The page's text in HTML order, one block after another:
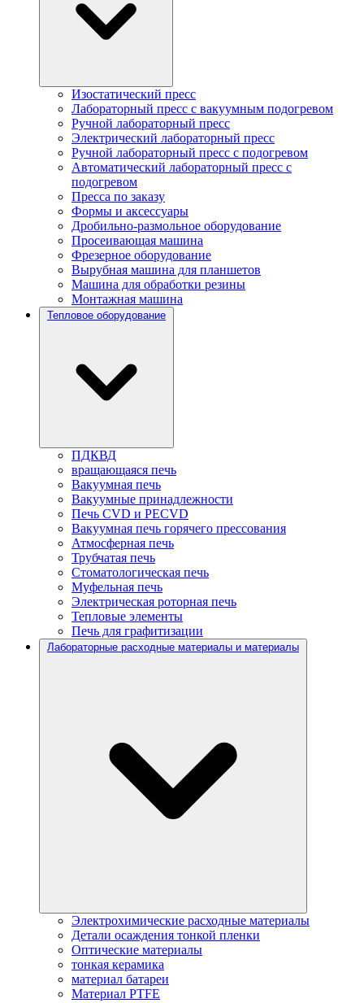
Изостатический пресс
Лабораторный пресс с вакуумным подогревом
Ручной лабораторный пресс
Электрический лабораторный пресс
Ручной лабораторный пресс с подогревом
Автоматический лабораторный пресс с
подогревом
Пресса по заказу
Формы и аксессуары
Дробильно-размольное оборудование
Просеивающая машина
Фрезерное оборудование
Вырубная машина для планшетов
Машина для обработки резины
Монтажная машина
Тепловое оборудование
ПДКВД
вращающаяся печь
Вакуумная печь
Вакуумные принадлежности
Печь CVD и PECVD
Вакуумная печь горячего прессования
Атмосферная печь
Трубчатая печь
Стоматологическая печь
Муфельная печь
Электрическая роторная печь
Тепловые элементы
Печь для графитизации
Лабораторные расходные материалы и материалы
Электрохимические расходные материалы
Детали осаждения тонкой пленки
Оптические материалы
тонкая керамика
материал батареи
Материал PTFE